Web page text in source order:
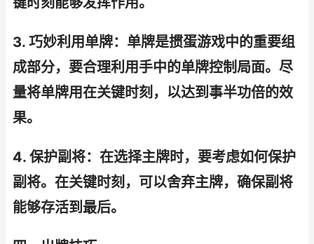
3. 巧妙利用单牌：单牌是掼蛋游戏中的重要组
成部分，要合理利用手中的单牌控制局面。尽
量将单牌用在关键时刻，以达到事半功倍的效
果。
4. 保护副将：在选择主牌时，要考虑如何保护
副将。在关键时刻，可以舍弃主牌，确保副将
能够存活到最后。